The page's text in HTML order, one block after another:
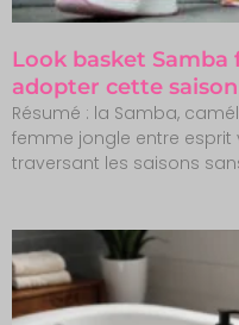
Look basket Samba
adopter cette saison
Résumé : la Samba,
femme jongle entre
traversant les saisons